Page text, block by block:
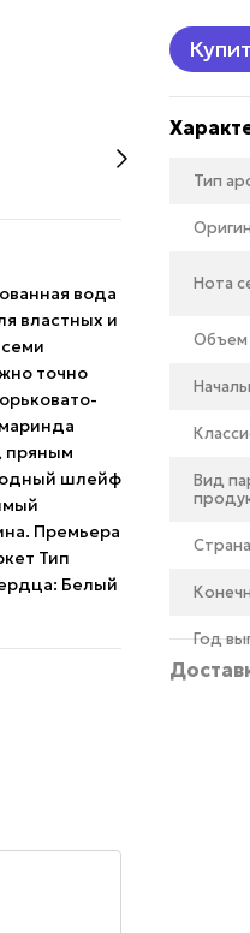
вода
властных и
точно
пряным
шлейф
Премьера
Тип
Белый
Тип
Нота
Объем
Вид
Год